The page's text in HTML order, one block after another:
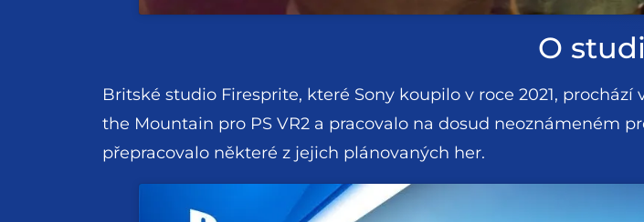
O
Britské studio Firesprite, které Sony koupilo v roce 2021,
the Mountain pro PS VR2 a pracovalo na dosud neoznámeném
přepracovalo některé z jejich plánovaných her.